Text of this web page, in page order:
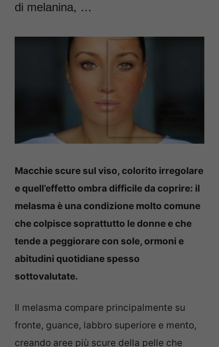
di melanina, …
Macchie scure sul viso, colorito irregolare
e quell’effetto ombra difficile da coprire: il
melasma è una condizione molto comune
che colpisce soprattutto le donne e che
tende a peggiorare con sole, ormoni e
abitudini quotidiane spesso
sottovalutate.
Il melasma compare principalmente su
fronte, guance, labbro superiore e mento,
creando aree più scure della pelle che